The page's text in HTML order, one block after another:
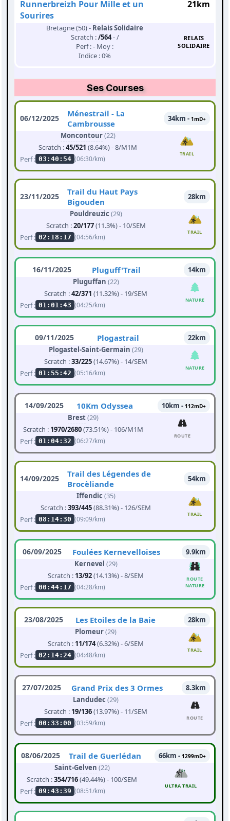
Runnerbreizh Pour Mille et un
Sourires
21km
Bretagne (50) - Relais Solidaire
Scratch :/564- /
Perf : - Moy :
Indice : 0%
RELAIS
SOLIDAIRE
Ses Courses
06/12/2025
Ménestrail - La
Cambrousse
34km - 1mD+
Moncontour(22)
Scratch :45/521 (8.64%) - 8/M1M
Perf : 03:40:54 (06:30/km)
TRAIL
23/11/2025
Trail du Haut Pays
Bigouden
28km
Pouldreuzic (29)
Scratch :20/177(11.3%) - 10/SEM
Perf : 02:18:17 (04:56/km)
TRAIL
16/11/2025 Pluguff'Trail
14km
Pluguffan (22)
Scratch :42/371 (11.32%) - 19/SEM
Perf : 01:01:43 (04:25/km)
NATURE
09/11/2025 Plogastrail
22km
Plogastel-Saint-Germain (29)
Scratch :33/225(14.67%) - 14/SEM
Perf : 01:55:42 (05:16/km)
NATURE
14/09/2025 10Km Odyssea 10km - 112mD+
Brest(29)
Scratch : 1970/2680(73.51%) - 106/M1M
Perf : 01:04:32 (06:27/km)
ROUTE
14/09/2025
Trail des Légendes de
Brocèliande
54km
Iffendic (35)
Scratch :393/445(88.31%) - 126/SEM
Perf : 08:14:30 (09:09/km)
TRAIL
06/09/2025 Foulées Kernevelloises
9.9km
Kernevel (29)
Scratch : 13/92(14.13%) - 8/SEM
Perf : 00:44:17 (04:28/km)
ROUTE
NATURE
23/08/2025 Les Etoiles de la Baie
28km
Plomeur(29)
Scratch : 11/174(6.32%) - 6/SEM
Perf : 02:14:24 (04:48/km)
TRAIL
27/07/2025 Grand Prix des 3 Ormes
8.3km
Landudec (29)
Scratch : 19/136(13.97%) - 11/SEM
Perf : 00:33:00 (03:59/km)
ROUTE
08/06/2025 Trail de Guerlédan 66km - 1299mD+
Saint-Gelven (22)
Scratch :354/716(49.44%) - 100/SEM
Perf : 09:43:39 (08:51/km)
ULTRA TRAIL